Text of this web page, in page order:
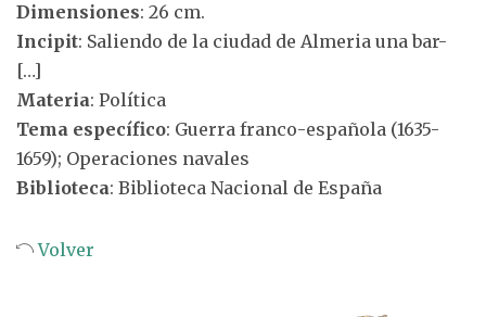
Dimensiones: 26 cm.
Incipit: Saliendo de la ciudad de Almeria una bar-
[…]
Materia: Política
Tema específico: Guerra franco-española (1635-
1659); Operaciones navales
Biblioteca: Biblioteca Nacional de España
Volver